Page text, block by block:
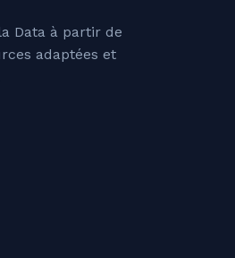
Data à partir de
adaptées et